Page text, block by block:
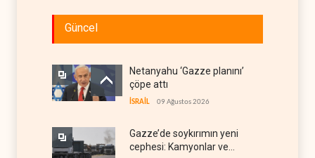
Güncel
Netanyahu ‘Gazze planını’
çöpe attı
İSRAİL 09 Ağustos 2026
Gazze’de soykırımın yeni
cephesi: Kamyonlar ve